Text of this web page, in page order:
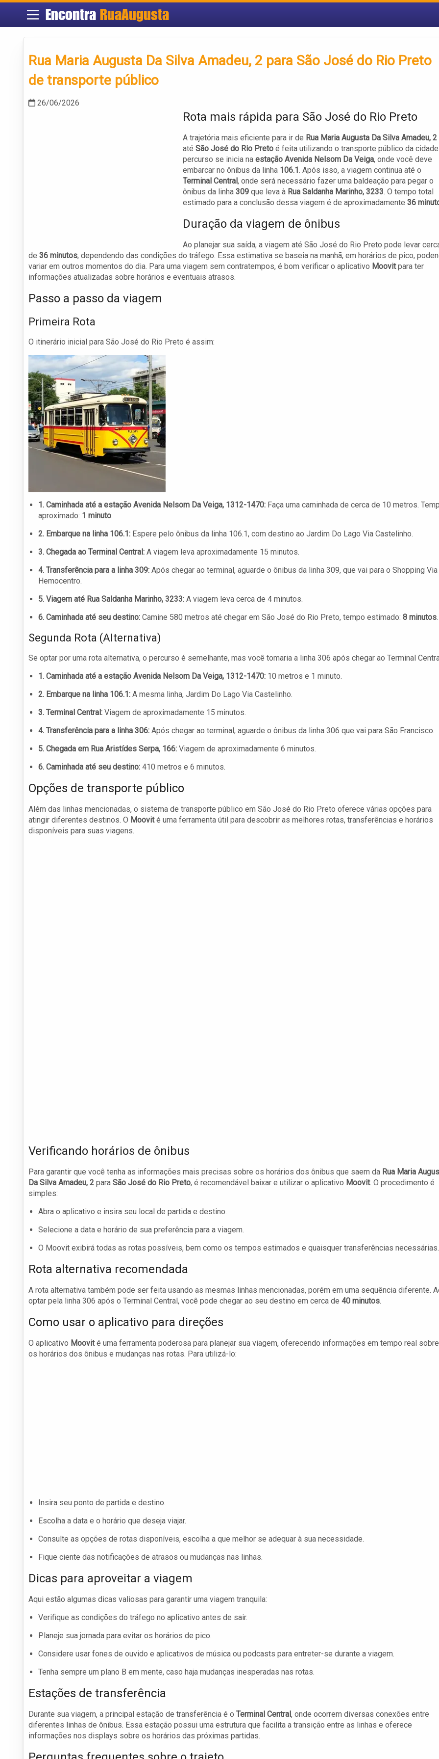
EncontraRuaAugusta
Rua Maria Augusta Da Silva Amadeu, 2 para São José do Rio Preto
de transporte público
26/06/2026
Rota mais rápida para São José do Rio Preto
A trajetória mais eficiente para ir de Rua Maria Augusta Da Silva Amadeu, 2
até São José do Rio Preto é feita utilizando o transporte público da
percurso se inicia na estação Avenida Nelsom Da Veiga, onde você deve
embarcar no ônibus da linha 106.1 . Após isso, a viagem continua até o
Terminal Central , onde será necessário fazer uma baldeação para pegar o
ônibus da linha 309 que leva à Rua Saldanha Marinho, 3233. O tempo total
estimado para a conclusão dessa viagem é de aproximadamente 36
Duração da viagem de ônibus
Ao planejar sua saída, a viagem até São José do Rio Preto pode levar
de 36 minutos, dependendo das condições do tráfego. Essa estimativa se baseia na manhã, em horários de pico,
variar em outros momentos do dia. Para uma viagem sem contratempos, é bom verificar o aplicativo Moovitpara ter
informações atualizadas sobre horários e eventuais atrasos.
Passo a passo da viagem
Primeira Rota
O itinerário inicial para São José do Rio Preto é assim:
1. Caminhada até a estação Avenida Nelsom Da Veiga, 1312-1470: Faça uma caminhada de cerca de 10 metros.
aproximado: 1 minuto.
2. Embarque na linha 106.1: Espere pelo ônibus da linha 106.1, com destino ao Jardim Do Lago Via Castelinho.
3. Chegada ao Terminal Central: A viagem leva aproximadamente 15 minutos.
4. Transferência para a linha 309: Após chegar ao terminal, aguarde o ônibus da linha 309, que vai para o Shopping Via
Hemocentro.
5. Viagem até Rua Saldanha Marinho, 3233: A viagem leva cerca de 4 minutos.
6. Caminhada até seu destino: Camine 580 metros até chegar em São José do Rio Preto, tempo estimado: 8 minutos.
Segunda Rota (Alternativa)
Se optar por uma rota alternativa, o percurso é semelhante, mas você tomaria a linha 306 após chegar ao Terminal
1. Caminhada até a estação Avenida Nelsom Da Veiga, 1312-1470: 10 metros e 1 minuto.
2. Embarque na linha 106.1: A mesma linha, Jardim Do Lago Via Castelinho.
3. Terminal Central: Viagem de aproximadamente 15 minutos.
4. Transferência para a linha 306: Após chegar ao terminal, aguarde o ônibus da linha 306 que vai para São Francisco.
5. Chegada em Rua Aristídes Serpa, 166: Viagem de aproximadamente 6 minutos.
6. Caminhada até seu destino: 410 metros e 6 minutos.
Opções de transporte público
Além das linhas mencionadas, o sistema de transporte público em São José do Rio Preto oferece várias opções para
atingir diferentes destinos. O Moovité uma ferramenta útil para descobrir as melhores rotas, transferências e horários
disponíveis para suas viagens.
Verificando horários de ônibus
Para garantir que você tenha as informações mais precisas sobre os horários dos ônibus que saem da Rua Maria
Da Silva Amadeu, 2 para São José do Rio Preto, é recomendável baixar e utilizar o aplicativo Moovit. O procedimento é
simples:
Abra o aplicativo e insira seu local de partida e destino.
Selecione a data e horário de sua preferência para a viagem.
O Moovit exibirá todas as rotas possíveis, bem como os tempos estimados e quaisquer transferências necessárias.
Rota alternativa recomendada
A rota alternativa também pode ser feita usando as mesmas linhas mencionadas, porém em uma sequência diferente.
optar pela linha 306 após o Terminal Central, você pode chegar ao seu destino em cerca de 40 minutos.
Como usar o aplicativo para direções
O aplicativo Moovité uma ferramenta poderosa para planejar sua viagem, oferecendo informações em tempo real sobre
os horários dos ônibus e mudanças nas rotas. Para utilizá-lo:
Insira seu ponto de partida e destino.
Escolha a data e o horário que deseja viajar.
Consulte as opções de rotas disponíveis, escolha a que melhor se adequar à sua necessidade.
Fique ciente das notificações de atrasos ou mudanças nas linhas.
Dicas para aproveitar a viagem
Aqui estão algumas dicas valiosas para garantir uma viagem tranquila:
Verifique as condições do tráfego no aplicativo antes de sair.
Planeje sua jornada para evitar os horários de pico.
Considere usar fones de ouvido e aplicativos de música ou podcasts para entreter-se durante a viagem.
Tenha sempre um plano B em mente, caso haja mudanças inesperadas nas rotas.
Estações de transferência
Durante sua viagem, a principal estação de transferência é o Terminal Central , onde ocorrem diversas conexões entre
diferentes linhas de ônibus. Essa estação possui uma estrutura que facilita a transição entre as linhas e oferece
informações nos displays sobre os horários das próximas partidas.